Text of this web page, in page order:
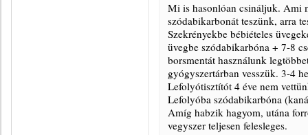
Mi is hasonlóan csináljuk. Ami
szódabikarbonát teszünk, arra
Szekrényekbe bébiételes
üvegbe szódabikarbóna + 7-8
borsmentát használunk
gyógyszertárban vesszük. 3-4
Lefolyótisztítót 4 éve nem
Lefolyóba szódabikarbóna
Amíg habzik hagyom, utána
vegyszer teljesen felesleges.